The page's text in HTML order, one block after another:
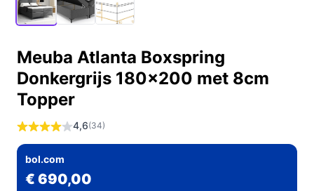
Meuba Atlanta Boxspring
Donkergrijs 180x200 met 8cm
Topper
4,6(34)
bol.com
€ 690,00